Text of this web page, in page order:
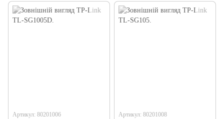
Артикул: 80201006 Артикул: 80201008